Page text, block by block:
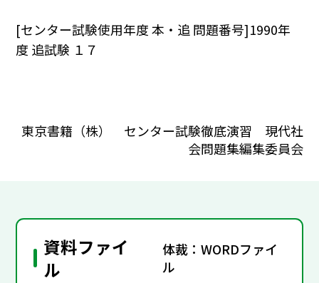
[センター試験使用年度 本・追 問題番号]1990年
度 追試験 １７
東京書籍（株） センター試験徹底演習 現代社
会問題集編集委員会
資料ファイ
ル
体裁：WORDファイ
ル